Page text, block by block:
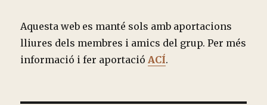
Aquesta web es manté sols amb aportacions
lliures dels membres i amics del grup. Per més
informació i fer aportacióACÍ.